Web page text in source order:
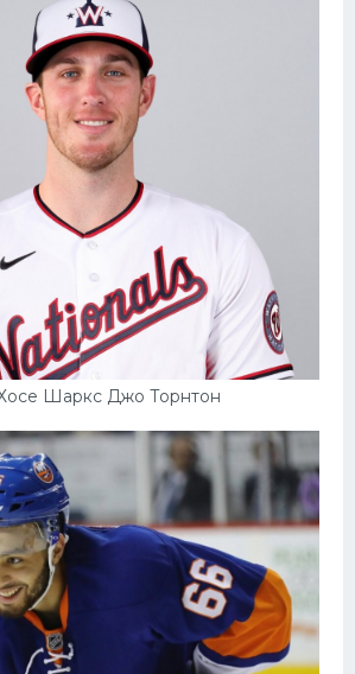
Шаркс Джо Торнтон